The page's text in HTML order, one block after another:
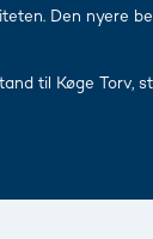
Den nyere
til Køge Torv,